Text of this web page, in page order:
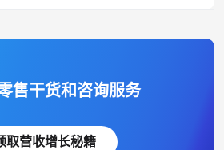
售干货和咨询服务
取营收增长秘籍